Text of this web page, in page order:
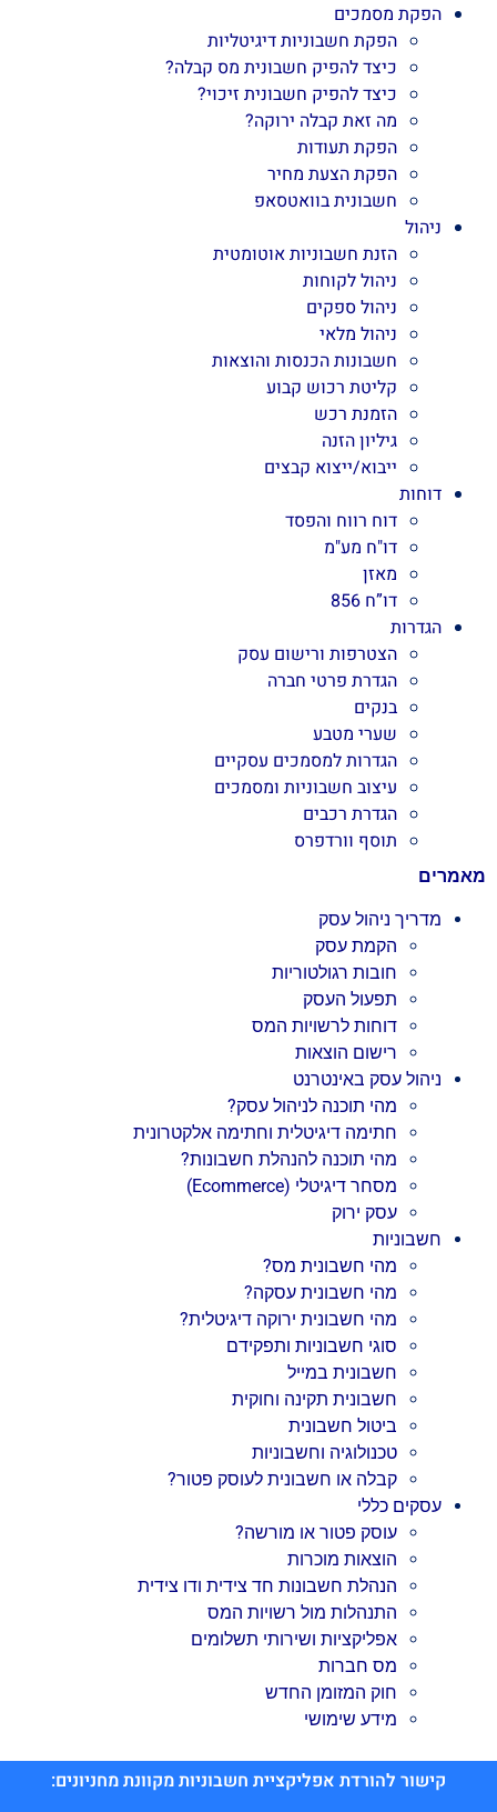
הפקת מסמכים
הפקת חשבוניות דיגיטליות
כיצד להפיק חשבונית מס קבלה?
כיצד להפיק חשבונית זיכוי?
מה זאת קבלה ירוקה?
הפקת תעודות
הפקת הצעת מחיר
חשבונית בוואטסאפ
ניהול
הזנת חשבוניות אוטומטית
ניהול לקוחות
ניהול ספקים
ניהול מלאי
חשבונות הכנסות והוצאות
קליטת רכוש קבוע
הזמנת רכש
גיליון הזנה
ייבוא/ייצוא קבצים
דוחות
דוח רווח והפסד
דו"ח מע"מ
מאזן
דו”ח 856
הגדרות
הצטרפות ורישום עסק
הגדרת פרטי חברה
בנקים
שערי מטבע
הגדרות למסמכים עסקיים
עיצוב חשבוניות ומסמכים
הגדרת רכבים
תוסף וורדפרס
מאמרים
מדריך ניהול עסק
הקמת עסק
חובות רגולטוריות
תפעול העסק
דוחות לרשויות המס
רישום הוצאות
ניהול עסק באינטרנט
מהי תוכנה לניהול עסק?
חתימה דיגיטלית וחתימה אלקטרונית
מהי תוכנה להנהלת חשבונות?
מסחר דיגיטלי (Ecommerce)
עסק ירוק
חשבוניות
מהי חשבונית מס?
מהי חשבונית עסקה?
מהי חשבונית ירוקה דיגיטלית?
סוגי חשבוניות ותפקידם
חשבונית במייל
חשבונית תקינה וחוקית
ביטול חשבונית
טכנולוגיה וחשבוניות
קבלה או חשבונית לעוסק פטור?
עסקים כללי
עוסק פטור או מורשה?
הוצאות מוכרות
הנהלת חשבונות חד צידית ודו צידית
התנהלות מול רשויות המס
אפליקציות ושירותי תשלומים
מס חברות
חוק המזומן החדש
מידע שימושי
קישור להורדת אפליקציית חשבוניות מקוונת מחניונים: